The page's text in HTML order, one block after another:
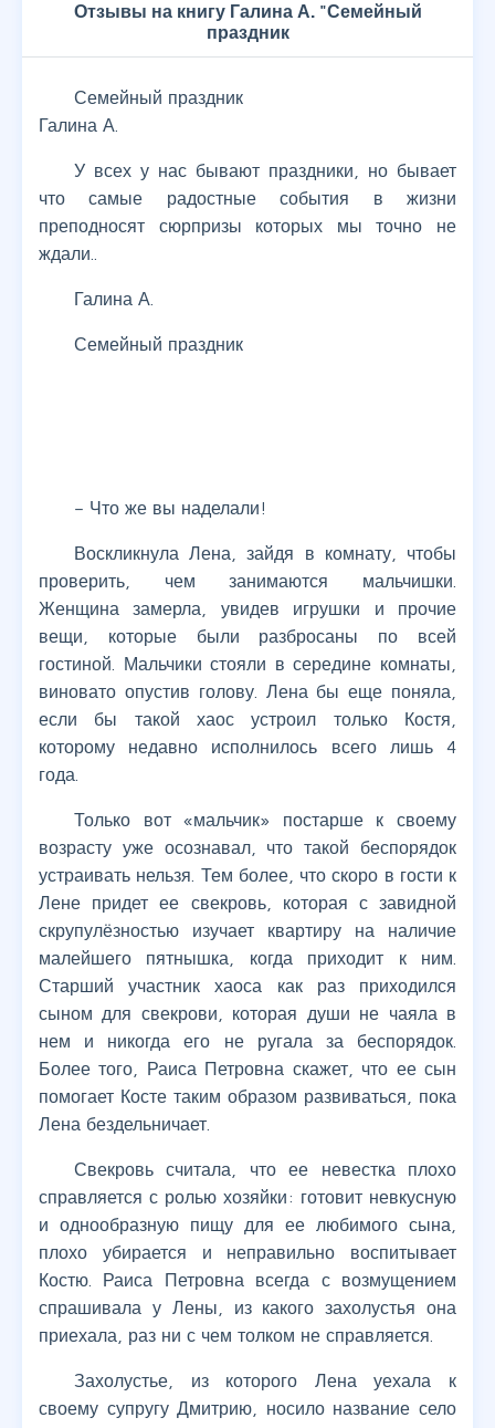
Отзывы на книгу Галина А. "Семейный
праздник
Семейный праздник
Галина А.
У всех у нас бывают праздники, но бывает
что самые радостные события в жизни
преподносят сюрпризы которых мы точно не
ждали..
Галина А.
Семейный праздник
– Что же вы наделали!
Воскликнула Лена, зайдя в комнату, чтобы
проверить, чем занимаются мальчишки.
Женщина замерла, увидев игрушки и прочие
вещи, которые были разбросаны по всей
гостиной. Мальчики стояли в середине комнаты,
виновато опустив голову. Лена бы еще поняла,
если бы такой хаос устроил только Костя,
которому недавно исполнилось всего лишь 4
года.
Только вот «мальчик» постарше к своему
возрасту уже осознавал, что такой беспорядок
устраивать нельзя. Тем более, что скоро в гости к
Лене придет ее свекровь, которая с завидной
скрупулёзностью изучает квартиру на наличие
малейшего пятнышка, когда приходит к ним.
Старший участник хаоса как раз приходился
сыном для свекрови, которая души не чаяла в
нем и никогда его не ругала за беспорядок.
Более того, Раиса Петровна скажет, что ее сын
помогает Косте таким образом развиваться, пока
Лена бездельничает.
Свекровь считала, что ее невестка плохо
справляется с ролью хозяйки: готовит невкусную
и однообразную пищу для ее любимого сына,
плохо убирается и неправильно воспитывает
Костю. Раиса Петровна всегда с возмущением
спрашивала у Лены, из какого захолустья она
приехала, раз ни с чем толком не справляется.
Захолустье, из которого Лена уехала к
своему супругу Дмитрию, носило название село